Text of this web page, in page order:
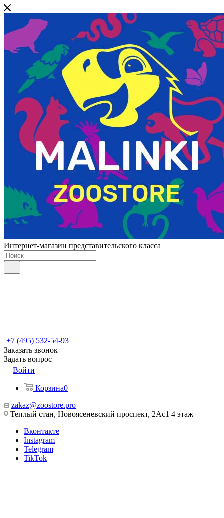
Интернет-магазин представительского класса
+7 (495) 532-54-93
Заказать звонок
Задать вопрос
Войти
Корзина0
zakaz@zoostore.pro
Теплый стан, Новоясеневский проспект, 2Ас1 4 этаж
Вконтакте
Instagram
Telegram
TikTok